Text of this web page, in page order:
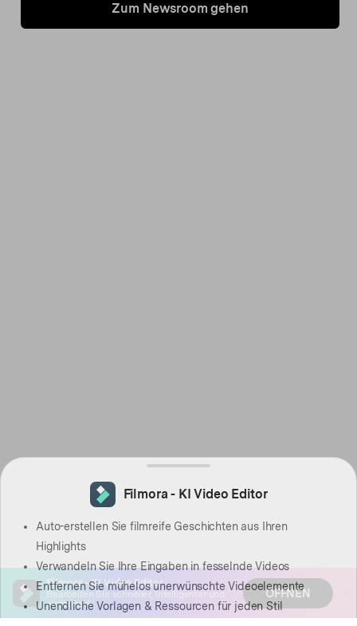
Zum Newsroom gehen
Hero Produkte
Filmora - KI Video Editor
Bearbeiten Sie schneller, intelligenter und
einfacher!
ÖFFNEN
Verwandeln Sie Ihre Eingaben in fesselnde Videos
Entfernen Sie mühelos unerwünschte Videoelemente
Unendliche Vorlagen & Ressourcen für jeden Stil
Verstanden App öffnen